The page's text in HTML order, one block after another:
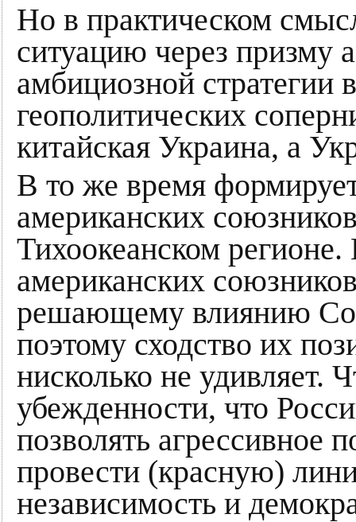
Но в практическом
ситуацию через призму
амбициозной стратегии
геополитических
китайская Украина, а
В то же время
американских
Тихоокеанском
американских
решающему влиянию
поэтому сходство их
нисколько не удивляет.
убежденности, что
позволять агрессивное
провести (красную)
независимость и